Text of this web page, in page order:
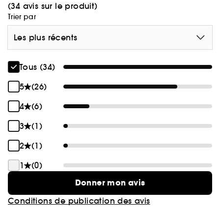
(34 avis sur le produit)
Trier par
Les plus récents
Tous (34)
5
(26)
4
(6)
3
(1)
2
(1)
1
(0)
Donner mon avis
Conditions de publication des avis